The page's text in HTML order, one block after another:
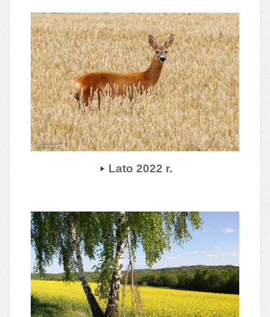
Lato 2022 r.